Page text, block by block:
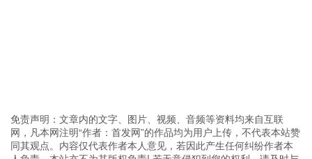
免责声明：文章内的文字、图片、视频、音频等资料均来自互联
网，凡本网注明“作者：首发网”的作品均为用户上传，不代表本站赞
同其观点。内容仅代表作者本人意见，若因此产生任何纠纷作者本